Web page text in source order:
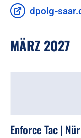
dpolg-
MÄRZ 2027
Enforce Tac |